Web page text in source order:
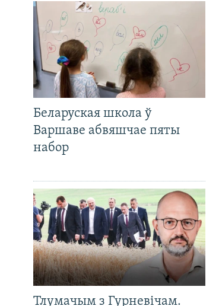
Беларуская школа ў
Варшаве абвяшчае пяты
набор
Тлумачым з Гурневічам.